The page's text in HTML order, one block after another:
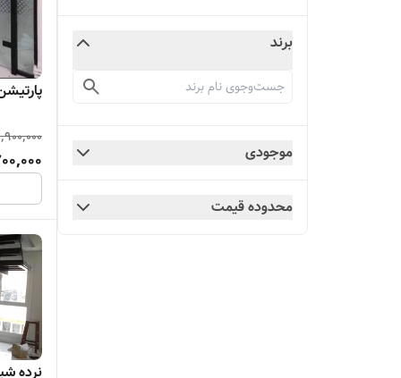
برند
موجودی
محدوده قیمت
نرده